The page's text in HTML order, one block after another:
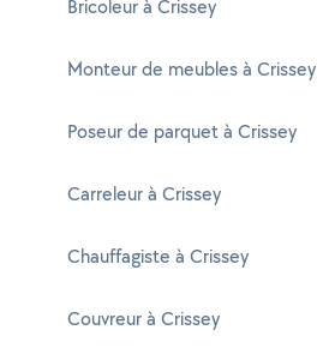
Bricoleur à Crissey
Monteur de meubles à Crissey
Poseur de parquet à Crissey
Carreleur à Crissey
Chauffagiste à Crissey
Couvreur à Crissey